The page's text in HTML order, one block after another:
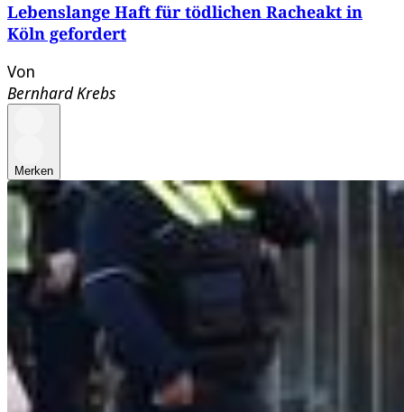
Lebenslange Haft für tödlichen Racheakt in
Köln gefordert
Von
Bernhard Krebs
Merken